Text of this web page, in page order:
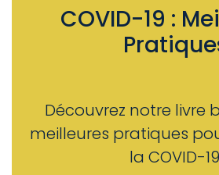
COVID-19 :
Découvrez notre livre
meilleures pratiques
la COVID-